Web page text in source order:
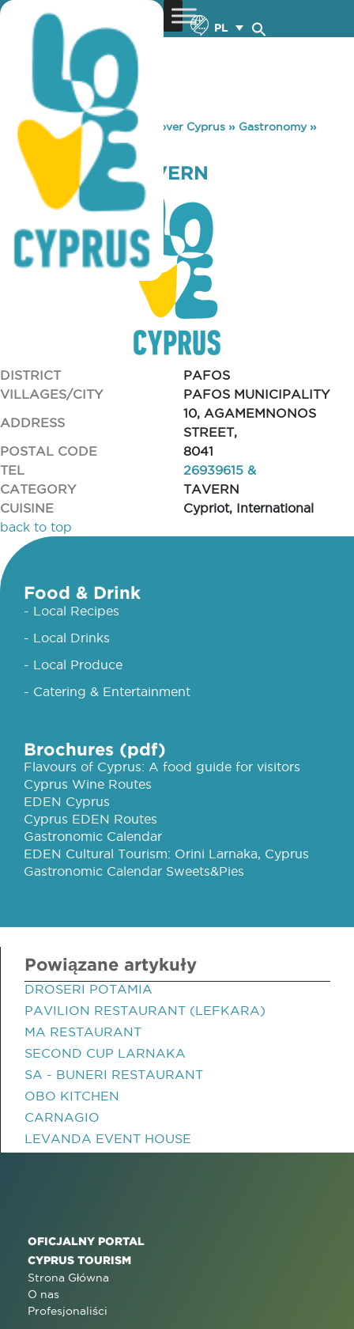
PL
You are here: Home »Discover Cyprus » Gastronomy»
MOONLIGHT TAVERN
MOONLIGHT TAVERN
DISTRICT
PAFOS
VILLAGES/CITY
PAFOS MUNICIPALITY
ADDRESS
10, AGAMEMNONOS
STREET,
POSTAL CODE
8041
TEL
26939615 &
CATEGORY
TAVERN
CUISINE
Cypriot, International
back to top
Food & Drink
- Local Recipes
- Local Drinks
- Local Produce
- Catering & Entertainment
Brochures (pdf)
Flavours of Cyprus: A food guide for visitors
Cyprus Wine Routes
EDEN Cyprus
Cyprus EDEN Routes
Gastronomic Calendar
EDEN Cultural Tourism: Orini Larnaka, Cyprus
Gastronomic Calendar Sweets&Pies
Powiązane artykuły
DROSERI POTAMIA
PAVILION RESTAURANT (LEFKARA)
MA RESTAURANT
SECOND CUP LARNAKA
SA - BUNERI RESTAURANT
OBO KITCHEN
CARNAGIO
LEVANDA EVENT HOUSE
OFICJALNY PORTAL
CYPRUS TOURISM
Strona Główna
O nas
Profesjonaliści